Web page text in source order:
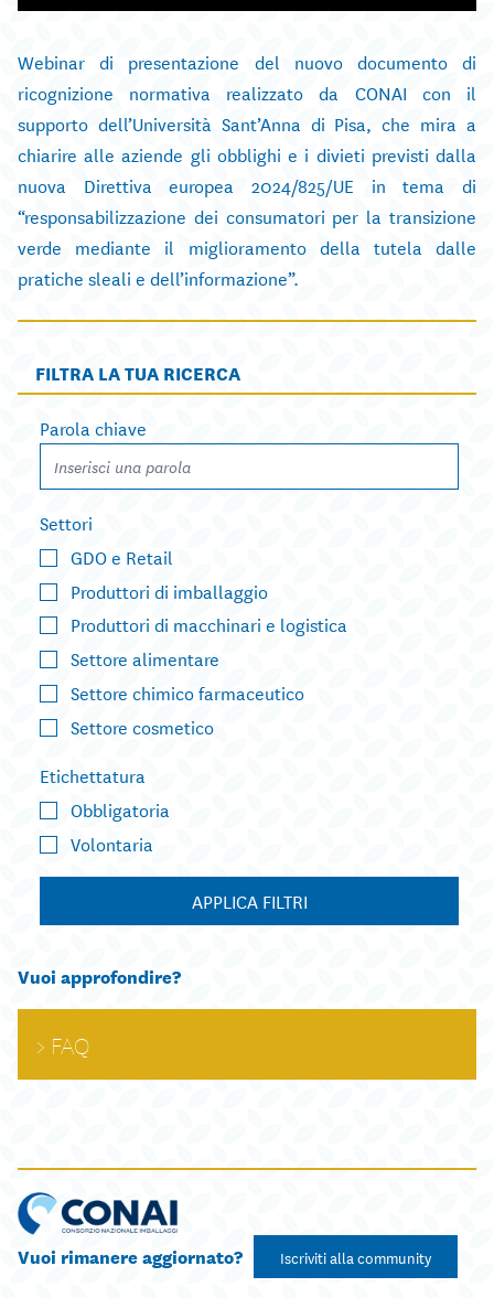
Webinar di presentazione del nuovo documento di
ricognizione normativa realizzato da CONAI con il
supporto dell’Università Sant’Anna di Pisa, che mira a
chiarire alle aziende gli obblighi e i divieti previsti dalla
nuova Direttiva europea 2024/825/UE in tema di
“responsabilizzazione dei consumatori per la transizione
verde mediante il miglioramento della tutela dalle
pratiche sleali e dell’informazione”.
FILTRA LA TUA RICERCA
Parola chiave
Settori
GDO e Retail
Produttori di imballaggio
Produttori di macchinari e logistica
Settore alimentare
Settore chimico farmaceutico
Settore cosmetico
Etichettatura
Obbligatoria
Volontaria
APPLICA FILTRI
Vuoi approfondire?
FAQ
Vuoi rimanere aggiornato? Iscriviti alla community